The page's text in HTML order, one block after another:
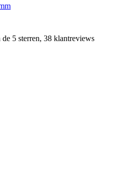
5 sterren, 38 klantreviews